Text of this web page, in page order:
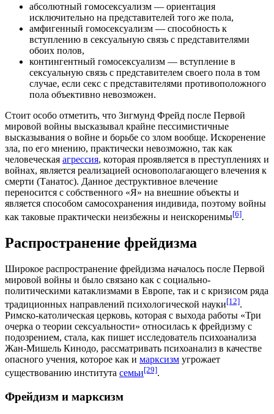
абсолютный гомосексуализм — ориентация
исключительно на представителей того же пола,
амфигенный гомосексуализм — способность к
вступлению в сексуальную связь с представителями
обоих полов,
контингентный гомосексуализм — вступление в
сексуальную связь с представителем своего пола в том
случае, если секс с представителями противоположного
пола объективно невозможен.
Стоит особо отметить, что Зигмунд Фрейд после Первой
мировой войны высказывал крайне пессимистичные
высказывания о войне и борьбе со злом вообще. Искоренение
зла, по его мнению, практически невозможно, так как
человеческая агрессия, которая проявляется в преступлениях и
войнах, является реализацией основополагающего влечения к
смерти (Танатос). Данное деструктивное влечение
переносится с собственного «Я» на внешние объекты и
является способом самосохранения индивида, поэтому войны
как таковые практически неизбежны и неискоренимы[6].
Распространение фрейдизма
Широкое распространение фрейдизма началось после Первой
мировой войны и было связано как с социально-
политическими катаклизмами в Европе, так и с кризисом ряда
традиционных направлений пси­хологической науки[12].
Римско-католическая церковь, которая с выхода работы «Три
очерка о теории сексуальности» относилась к фрейдизму с
подозрением, стала, как пишет исследователь психоанализа
Жан-Мишель Кинодо, рассматривать психоанализ в качестве
опасного учения, которое как и марксизм угрожает
существованию института семьи[29].
Фрейдизм и марксизм